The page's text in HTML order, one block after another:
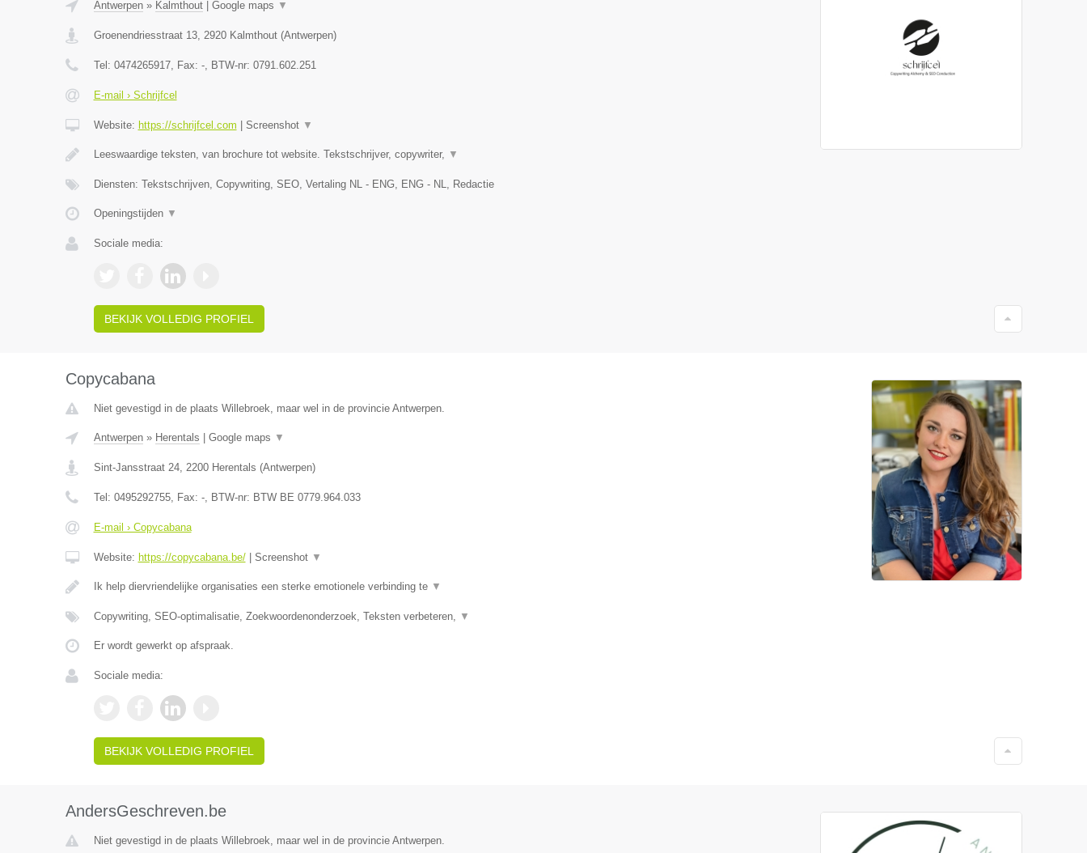
Antwerpen» Kalmthout| Google maps ▼
Groenendriesstraat 13, 2920 Kalmthout(Antwerpen)
Tel: 0474265917, Fax: -, BTW-nr: 0791.602.251
E-mail › Schrijfcel
Website: https://schrijfcel.com Screenshot ▼
Leeswaardige teksten, van brochure tot website. Tekstschrijver, copywriter, ▼
Diensten: Tekstschrijven, Copywriting, SEO, Vertaling NL - ENG, ENG - NL, Redactie
Openingstijden ▼
Sociale media:
BEKIJK VOLLEDIG PROFIEL
Copycabana
Niet gevestigd in de plaats Willebroek, maar wel in de provincie Antwerpen.
Antwerpen» Herentals Google maps ▼
Sint-Jansstraat 24, 2200 Herentals (Antwerpen)
Tel: 0495292755, Fax: -, BTW-nr: BTW BE 0779.964.033
E-mail › Copycabana
Website: https://copycabana.be/| Screenshot ▼
Ik help diervriendelijke organisaties een sterke emotionele verbinding te ▼
Copywriting, SEO-optimalisatie, Zoekwoordenonderzoek, Teksten verbeteren, ▼
Er wordt gewerkt op afspraak.
Sociale media:
BEKIJK VOLLEDIG PROFIEL
AndersGeschreven.be
Niet gevestigd in de plaats Willebroek, maar wel in de provincie Antwerpen.